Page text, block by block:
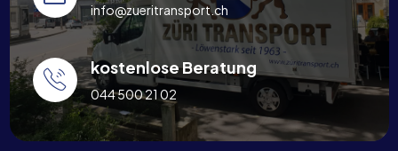
info@zueritransport.ch
kostenlose Beratung
044 500 21 02